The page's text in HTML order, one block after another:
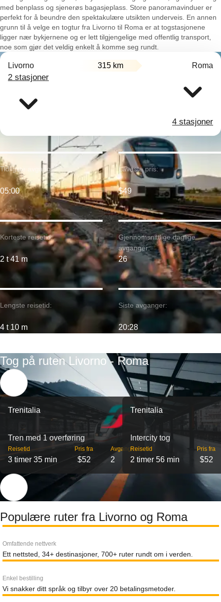
med benplass og sjenerøs bagasjeplass. Store panoramavinduer er
perfekt for å beundre den spektakulære utsikten underveis. En annen
grunn til å velge en togtur fra Livorno til Roma er at togstasjonene
ligger nær bykjernene og er lett tilgjengelige med offentlig transport,
noe som gjør det veldig enkelt å komme seg rundt.
Livorno 315 km Roma
2 stasjoner
4 stasjoner
Korteste reisetid:
2 t 41 m
Tidligste avgang:
05:00
Lengste reisetid:
4 t 10 m
Laveste pris:
$49
Gjennomsnittlige daglige
avganger:
26
Siste avganger:
20:28
Tog på ruten Livorno - Roma
Trenitalia
Tren med 1 overføring
Reisetid
3 timer 35 min
Pris fra
$52
Avganger
2
Trenitalia
Intercity tog
Reisetid
2 timer 56 min
Pris fra
$52
Populære ruter fra Livorno og Roma
Omfattende nettverk
Ett nettsted, 34+ destinasjoner, 700+ ruter rundt om i verden.
Enkel bestilling
Vi snakker ditt språk og tilbyr over 20 betalingsmetoder.